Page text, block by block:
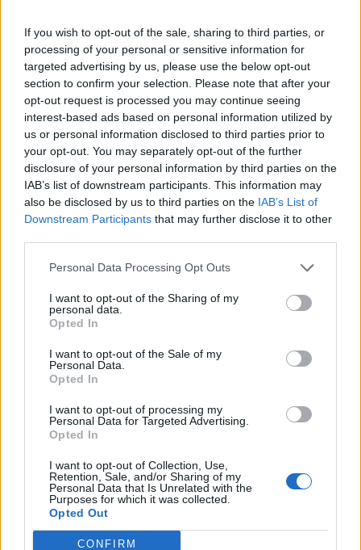
If you wish to opt-out of the sale, sharing to third parties, or
processing of your personal or sensitive information for
targeted advertising by us, please use the below opt-out
section to confirm your selection. Please note that after your
opt-out request is processed you may continue seeing
interest-based ads based on personal information utilized by
us or personal information disclosed to third parties prior to
your opt-out. You may separately opt-out of the further
disclosure of your personal information by third parties on the
IAB’s list of downstream participants. This information may
also be disclosed by us to third parties on the IAB’s List of
Downstream Participants that may further disclose it to other
Personal Data Processing Opt Outs
I want to opt-out of the Sharing of my
personal data.
Opted In
I want to opt-out of the Sale of my
Personal Data.
Opted In
I want to opt-out of processing my
Personal Data for Targeted Advertising.
Opted In
I want to opt-out of Collection, Use,
Retention, Sale, and/or Sharing of my
Personal Data that Is Unrelated with the
Purposes for which it was collected.
Opted Out
CONFIRM
Στην πρώτη του εγκύκλιο "Magnifica Humanitas", ο Πάπας
Λέων ΙΔ’ χρησιμοποιεί την ΤΝ ως αφετηρία για να
καταγγείλει την ανισότητα, τον πόλεμο, τη διάβρωση της
δημοκρατίας και τη συγκέντρωση εξουσίας σε
Διεθνή
Το “Ευρωβαρόμετρο” επιβεβαιώνει την
αβεβαιότητα των πολιτών της Ευρώπης
04.02.26
Το νέο "Ευρωβαρόμετρο" καταγράφει με ψυχρή ακρίβεια αυτή
την αντίφαση. Oι πολίτες που ανησυχούν βαθιά για πολέμους,
ακρίβεια και αποσταθεροποίηση, αλλά ταυτόχρονα ζητούν μια
πιο δυνατή, πιο παρούσα Ευ